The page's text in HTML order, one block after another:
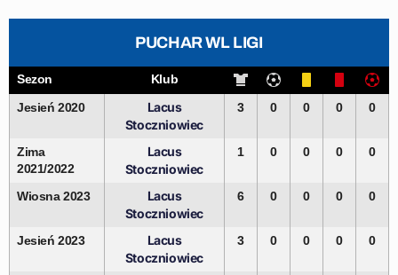
PUCHAR WL LIGI
Sezon
Klub
Jesień 2020
Lacus
Stoczniowiec
3 0 0 0 0
Zima
2021/2022
Lacus
Stoczniowiec
1 0 0 0 0
Wiosna 2023
Lacus
Stoczniowiec
6 0 0 0 0
Jesień 2023
Lacus
Stoczniowiec
3 0 0 0 0